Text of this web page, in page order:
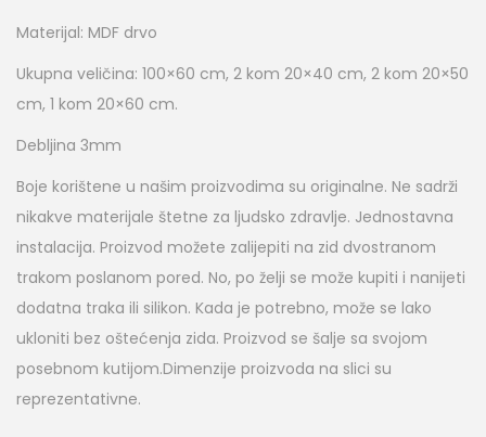
Materijal: MDF drvo
Ukupna veličina: 100×60 cm, 2 kom 20×40 cm, 2 kom 20×50
cm, 1 kom 20×60 cm.
Debljina 3mm
Boje korištene u našim proizvodima su originalne. Ne sadrži
nikakve materijale štetne za ljudsko zdravlje. Jednostavna
instalacija. Proizvod možete zalijepiti na zid dvostranom
trakom poslanom pored. No, po želji se može kupiti i nanijeti
dodatna traka ili silikon. Kada je potrebno, može se lako
ukloniti bez oštećenja zida. Proizvod se šalje sa svojom
posebnom kutijom.Dimenzije proizvoda na slici su
reprezentativne.